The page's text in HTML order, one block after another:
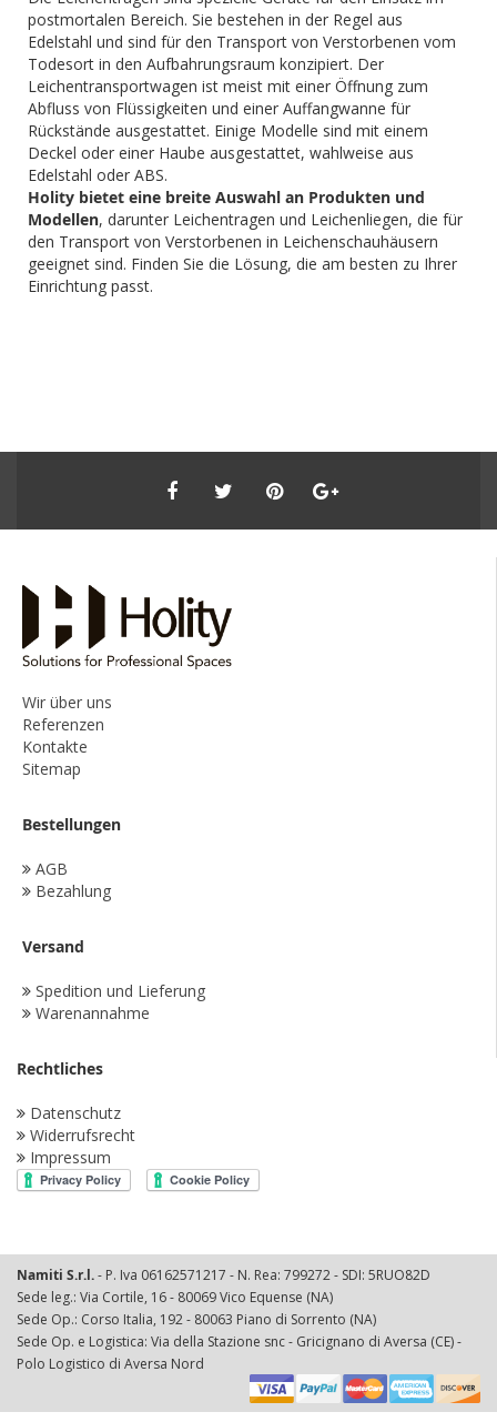
postmortalen Bereich. Sie bestehen in der Regel aus
Edelstahl und sind für den Transport von Verstorbenen vom
Todesort in den Aufbahrungsraum konzipiert. Der
Leichentransportwagen ist meist mit einer Öffnung zum
Abfluss von Flüssigkeiten und einer Auffangwanne für
Rückstände ausgestattet. Einige Modelle sind mit einem
Deckel oder einer Haube ausgestattet, wahlweise aus
Edelstahl oder ABS.
Holity bietet eine breite Auswahl an Produkten und
Modellen, darunter Leichentragen und Leichenliegen, die für
den Transport von Verstorbenen in Leichenschauhäusern
geeignet sind. Finden Sie die Lösung, die am besten zu Ihrer
Einrichtung passt.
Wir über uns
Referenzen
Kontakte
Sitemap
Bestellungen
AGB
Bezahlung
Versand
Spedition und Lieferung
Warenannahme
Rechtliches
Datenschutz
Widerrufsrecht
Impressum
Namiti S.r.l.- P. Iva 06162571217 - N. Rea: 799272 - SDI: 5RUO82D
Sede leg.: Via Cortile, 16 - 80069 Vico Equense (NA)
Sede Op.: Corso Italia, 192 - 80063 Piano di Sorrento (NA)
Sede Op. e Logistica: Via della Stazione snc - Gricignano di Aversa (CE) -
Polo Logistico di Aversa Nord